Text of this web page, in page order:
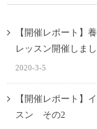
【開催レポート】
レッスン開催しま
2020-3-5
【開催レポート】
スン その2